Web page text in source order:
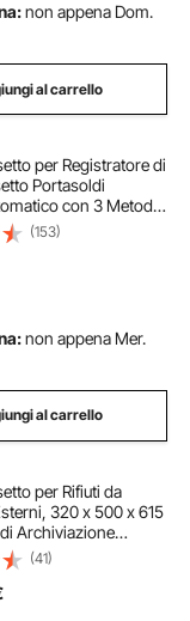
non appena Dom.
al carrello
per Registratore di
Portasoldi
con 3 Metodi
Portavalori
per Banconote e 8
x 42 x 10 cm (Nero)
(153)
non appena Mer.
al carrello
per Rifiuti da
320 x 500 x 615
Archiviazione
Multiuso da
Inox, Capacità 25
per Isola Barbecue
(41)